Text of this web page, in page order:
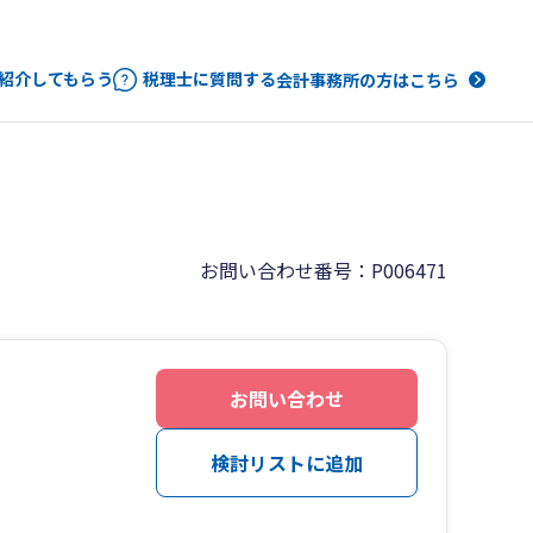
介してもらう 税理士に質問する会計事務所の方はこちら
お問い合わせ番号：P006471
お問い合わせ
検討リストに追加